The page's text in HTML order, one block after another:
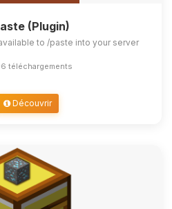
(Plugin)
to /paste into your server
téléchargements
Découvrir